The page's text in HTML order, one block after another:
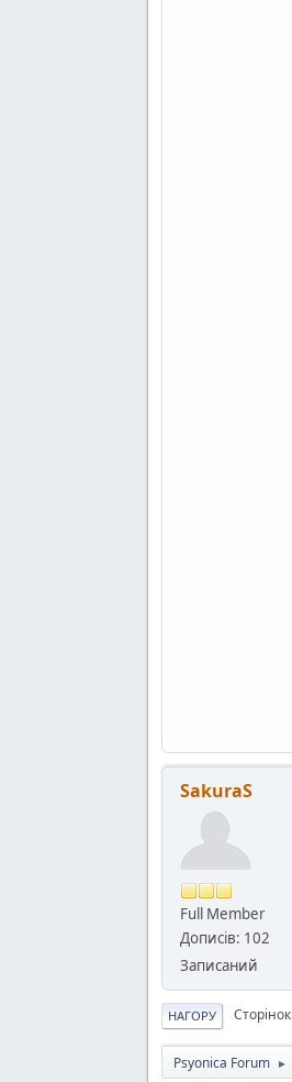
SakuraS
Full Member
Дописів: 102
Записаний
НАГОРУ Сторінок
Psyonica Forum ►